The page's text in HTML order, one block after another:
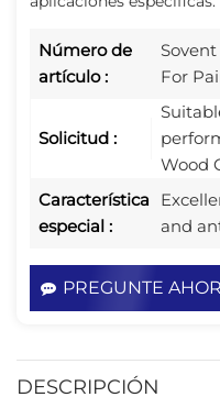
Número de
artículo :
For
Solicitud :
Wood
Característica
especial :
and
PREGUNTE
DESCRIPCIÓN